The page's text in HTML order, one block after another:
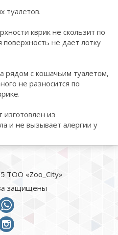
туалетов.
кврик не скользит по
не дает лотку
рядом с кошачьим туалетом,
не разносится по
изготовлен из
и не вызывает алергии у
ТОО «Zoo_City»
защищены
instagram